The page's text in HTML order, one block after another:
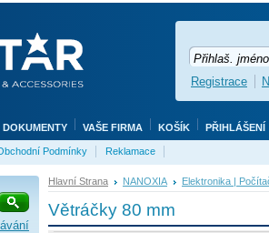
Hlavní Strana NANOXIA Elektronika |
Větráčky 80 mm
DOKUMENTY VAŠE FIRMA KOŠÍK PŘIHLÁŠENÍ
Podmínky Reklamace
Registrace